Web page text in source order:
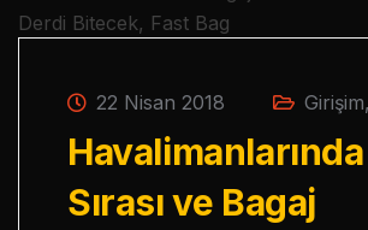
22 Nisan 2018 Girişim,
Sırası ve Bagaj